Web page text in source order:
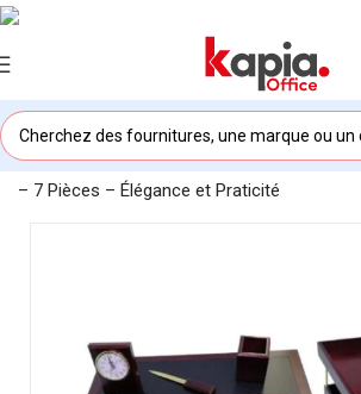
Accueil/KAPIA OFFICE MAROC/
– 7 Pièces – Élégance et Praticité